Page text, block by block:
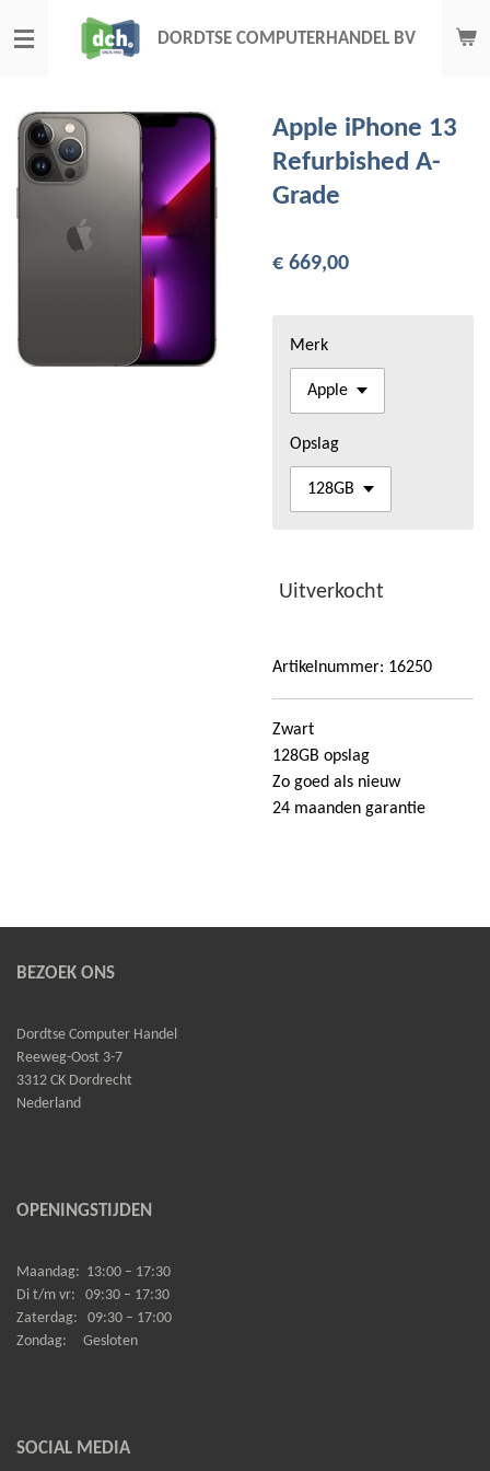
direct
hoofdinhoud
DORDTSE COMPUTERHANDEL BV
Apple iPhone 13
Refurbished A-
Grade
€ 669,00
Merk
Opslag
Uitverkocht
Artikelnummer: 16250
Zwart
128GB opslag
Zo goed als nieuw
24 maanden garantie
BEZOEK ONS
Dordtse Computer Handel
Reeweg-Oost 3-7
3312 CK Dordrecht
Nederland
OPENINGSTIJDEN
Maandag: 13:00 – 17:30
Di t/m vr: 09:30 – 17:30
Zaterdag: 09:30 – 17:00
Zondag: Gesloten
SOCIAL MEDIA